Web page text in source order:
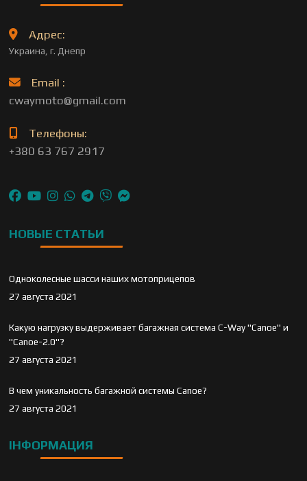
Адрес:
Украина, г. Днепр
Email :
cwaymoto@gmail.com
Телефоны:
+380 63 767 2917
НОВЫЕ СТАТЬИ
Одноколесные шасси наших мотоприцепов
27 августа 2021
Какую нагрузку выдерживает багажная система C-Way "Canoe" и
"Canoe-2.0"?
27 августа 2021
В чем уникальность багажной системы Canoe?
27 августа 2021
ІНФОРМАЦИЯ